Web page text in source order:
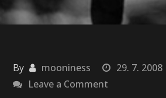
By mooniness 29. 7. 2008
Leave a Comment